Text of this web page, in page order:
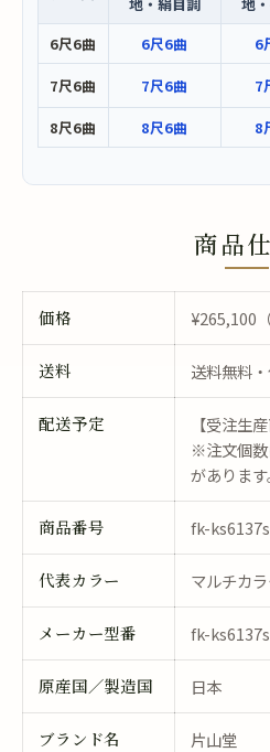
地・絹目調 地
6尺6曲
6尺6曲 6
7尺6曲
7尺6曲 7
8尺6曲
8尺6曲 8
商品
価格 ¥265,100（
送料 送料無料
配送予定
【受注生産
※注文個数
があります
商品番号 fk-
代表カラー マルチカ
メーカー型番 fk-
原産国／製造国 日本
ブランド名 片山堂